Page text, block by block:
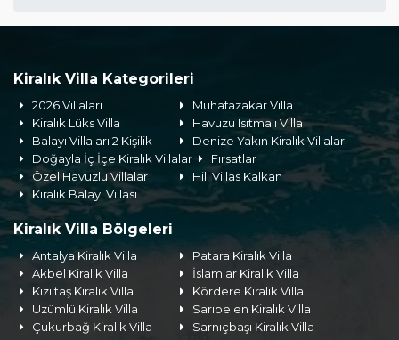
Kiralık Villa Kategorileri
2026 Villaları
Muhafazakar Villa
Kiralık Lüks Villa
Havuzu Isıtmalı Villa
Balayı Villaları 2 Kişilik
Denize Yakın Kiralık Villalar
Doğayla İç İçe Kiralık Villalar
Fırsatlar
Özel Havuzlu Villalar
Hill Villas Kalkan
Kiralık Balayı Villası
Kiralık Villa Bölgeleri
Antalya Kiralık Villa
Patara Kiralık Villa
Akbel Kiralık Villa
İslamlar Kiralık Villa
Kızıltaş Kiralık Villa
Kördere Kiralık Villa
Üzümlü Kiralık Villa
Sarıbelen Kiralık Villa
Çukurbağ Kiralık Villa
Sarnıçbaşı Kiralık Villa